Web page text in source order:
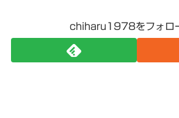
chiharu1978をフォロ